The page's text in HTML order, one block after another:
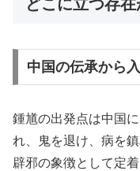
どこに立つ存
中国の伝承から
鍾馗の出発点は中国
れ、鬼を退け、病を
辟邪の象徴として定